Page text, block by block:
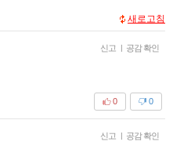
새로고침
신고 | 공감 확인
0
0
신고 | 공감 확인